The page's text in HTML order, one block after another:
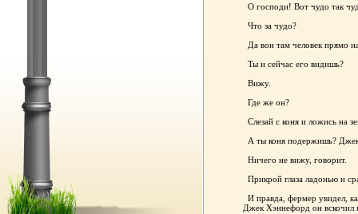
О господи! Вот чудо так
Что за чудо?
Да вон там человек прямо
Ты и сейчас его видишь?
Вижу.
Где же он?
Слезай с коня и ложись на
А ты коня подержишь? Джек
Ничего не вижу, говорит.
Прикрой глаза ладонью и
И правда, фермер увидел,
Джек Хэннефорд он вскочил